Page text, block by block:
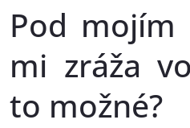
Pod mojím
mi zráža
to možné?